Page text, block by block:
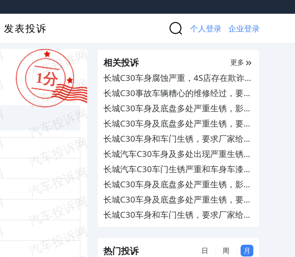
发表投诉 个人登录 企业登录
1分
相关投诉 更多
长城C30车身腐蚀严重，4S店存在欺诈行
为
长城C30事故车辆糟心的维修经过，要求
厂家落实跟进维修并给合理说法
长城C30车身及底盘多处严重生锈，影响
行驶安全
长城C30车身及底盘多处严重生锈，要求
厂家解决
长城C30车身和车门生锈，要求厂家给予
更换维修
长城汽车C30车身及多处出现严重生锈，
4S店却拖延不予维修且售后服务差
长城汽车C30车门生锈严重和车身车漆出
现起皮，要求厂家给予更换维修
长城C30车身及底盘多处严重生锈，影响
行驶安全
长城C30车身及底盘多处严重生锈，要求
厂家解决
长城C30车身和车门生锈，要求厂家给予
热门投诉 日 周 月